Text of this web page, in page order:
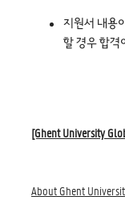
지원서 내용
할 경우 합격
[Ghent University
About Ghent